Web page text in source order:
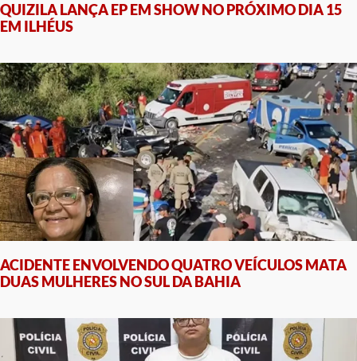
QUIZILA LANÇA EP EM SHOW NO PRÓXIMO DIA 15
EM ILHÉUS
ACIDENTE ENVOLVENDO QUATRO VEÍCULOS MATA
DUAS MULHERES NO SUL DA BAHIA